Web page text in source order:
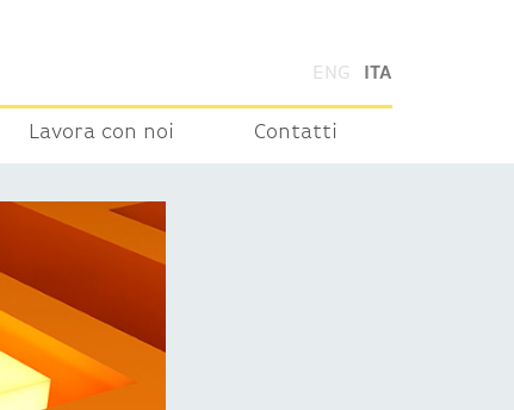
ENG ITA
Lavora con noi Contatti